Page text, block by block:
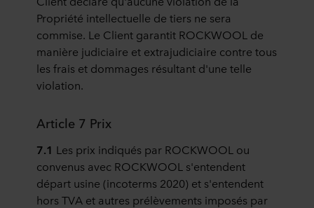
Propriété intellectuelle de tiers ne sera
commise. Le Client garantit ROCKWOOL de
manière judiciaire et extrajudiciaire contre tous
les frais et dommages résultant d'une telle
violation.
Article 7 Prix
7.1 Les prix indiqués par ROCKWOOL ou
convenus avec ROCKWOOL s'entendent
départ usine (incoterms 2020) et s'entendent
hors TVA et autres prélèvements imposés par